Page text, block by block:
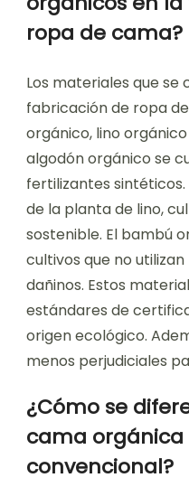
ropa de cama?
Los materiales que se
fabricación de ropa
orgánico, lino
algodón orgánico se
fertilizantes
de la planta de lino,
sostenible. El bambú
cultivos que no
dañinos. Estos
estándares de
origen ecológico.
menos perjudiciales
¿Cómo se
cama orgánica
convencional?